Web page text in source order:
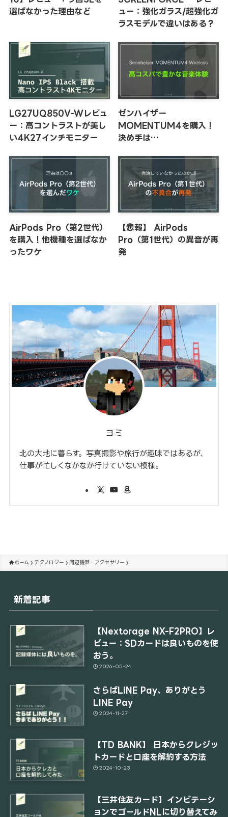
選ばなかった理由など
ュー：強化ガラス/超強化ガ
ラスモデルで違いはある？
LG27UQ850V-Wレビュ
ー：高コントラストが美し
い4K27インチモニター
ゼンハイザー
MOMENTUM4を購入！
決め手は…
AirPods Pro（第2世代）
を購入！他機種を選ばなか
ったワケ
【悲報】 AirPods
Pro（第1世代）の異音が再
発
ヨミ
北の大地に暮らす。写真撮影や旅行が趣味ではあるが、
仕事が忙しくなかなか行けていない模様。
ホーム テクノロジー 周辺機器・アクセサリー
新着記事
【Nextorage NX-F2PRO】レ
ビュー：SDカードは良いものを使
おう。
2026-05-24
さらばLINE Pay、ありがとう
LINE Pay
2024-11-27
【TD BANK】 日本からクレジッ
トカードと口座を解約する方法
2024-10-23
【三井住友カード】インビテーシ
ョンでゴールドNLに切り替えてみ